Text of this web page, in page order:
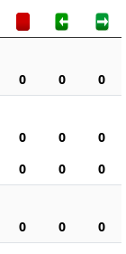
0 0
0
0 0
0
0 0
0
0 0
0